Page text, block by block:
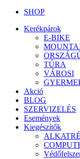
SHOP
Kerékpárok
E-BIKE
TÚRA
VÁROSI
Akció
BLOG
SZERVIZELÉS
Események
Kiegészítők